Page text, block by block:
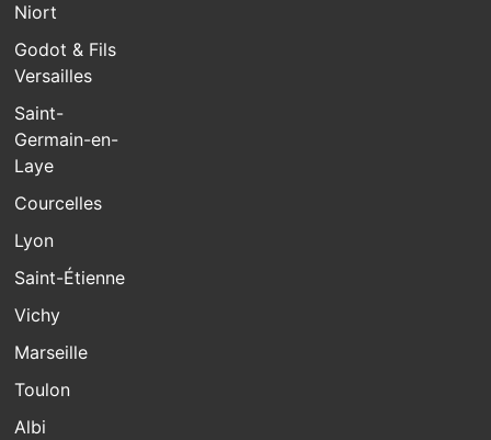
Niort
Godot & Fils
Versailles
Saint-
Germain-en-
Laye
Courcelles
Lyon
Saint-Étienne
Vichy
Marseille
Toulon
Albi